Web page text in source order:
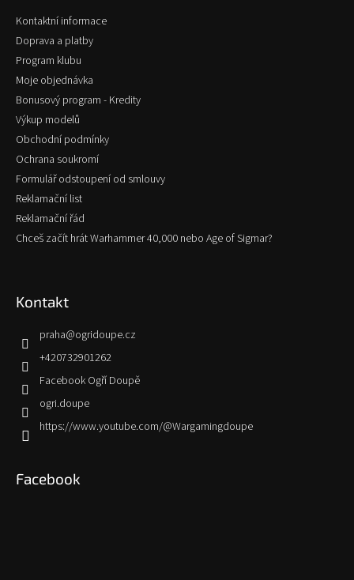
Kontaktní informace
Doprava a platby
Program klubu
Moje objednávka
Bonusový program - Kredity
Výkup modelů
Obchodní podmínky
Ochrana soukromí
Formulář odstoupení od smlouvy
Reklamační list
Reklamační řád
Chceš začít hrát Warhammer 40,000 nebo Age of Sigmar?
Kontakt
praha@ogridoupe.cz
+420732901262
Facebook Ogří Doupě
ogri.doupe
https://www.youtube.com/@Wargamingdoupe
Facebook